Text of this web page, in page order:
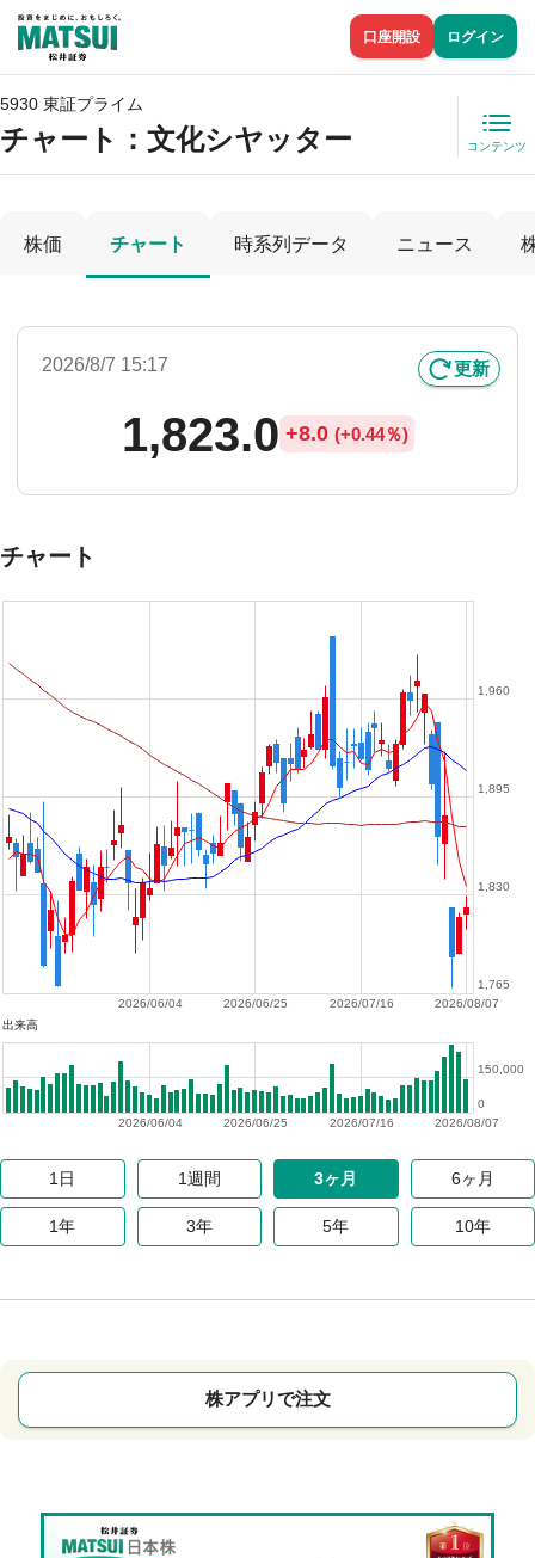
口座開設 ログイン
5930 東証プライム
チャート： 文化シヤッター コンテンツ
株価 チャート 時系列データ ニュース
2026/8/7 15:17 更新
1,823.0 +8.0 (+0.44％)
チャート
2026/08/07
2026/07/16
2026/06/25
2026/06/04
1,765
1,830
1,895
1,960
出来高
2026/08/07
2026/07/16
2026/06/25
2026/06/04
0
150,000
1日 1週間 3ヶ月 6ヶ月
1年 3年 5年 10年
株アプリで注文